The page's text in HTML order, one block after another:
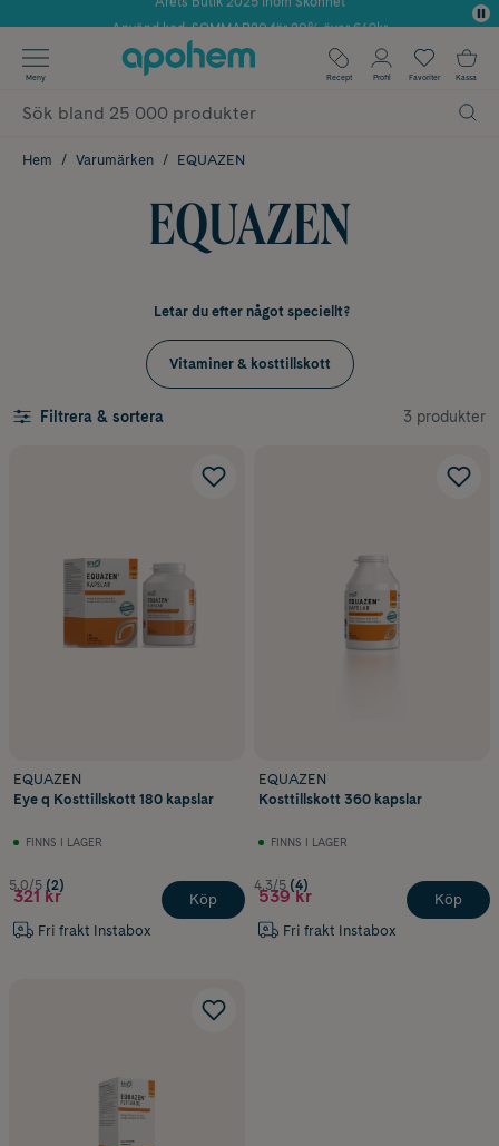
✓ Fri frakt
✓ Poäng på alla köp*
Meny Recept Profil Favoriter Kassa
Hem Varumärken EQUAZEN
EQUAZEN
Letar du efter något speciellt?
Vitaminer & kosttillskott
Filtrera & sortera 3 produkter
EQUAZEN
Eye q Kosttillskott 180 kapslar
FINNS I LAGER
5.0/5 (2)
321 kr
Fri frakt Instabox
Köp
EQUAZEN
Kosttillskott 360 kapslar
FINNS I LAGER
4.3/5 (4)
539 kr
Fri frakt Instabox
Köp